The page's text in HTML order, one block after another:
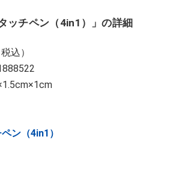
ッチペン（4in1）」の詳細
込）
ン（4in1）